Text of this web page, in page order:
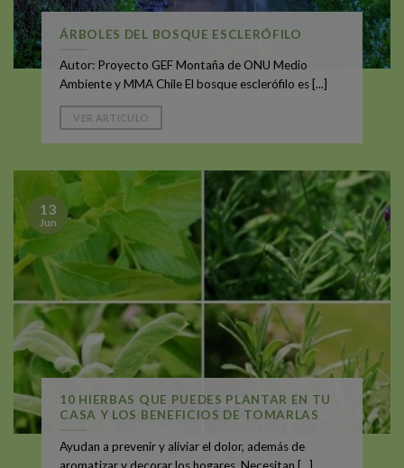
ÁRBOLES DEL BOSQUE ESCLERÓFILO
Autor: Proyecto GEF Montaña de ONU Medio
Ambiente y MMA Chile El bosque esclerófilo es [...]
VER ARTICULO
10 HIERBAS QUE PUEDES PLANTAR EN TU
CASA Y LOS BENEFICIOS DE TOMARLAS
Ayudan a prevenir y aliviar el dolor, además de
aromatizar y decorar los hogares. Necesitan [...]
13
Jun